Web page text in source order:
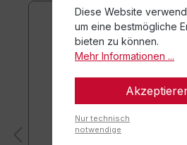
Diese Website
um eine bestmögliche
bieten zu können.
Mehr Informationen ...
Nur technisch
notwendige